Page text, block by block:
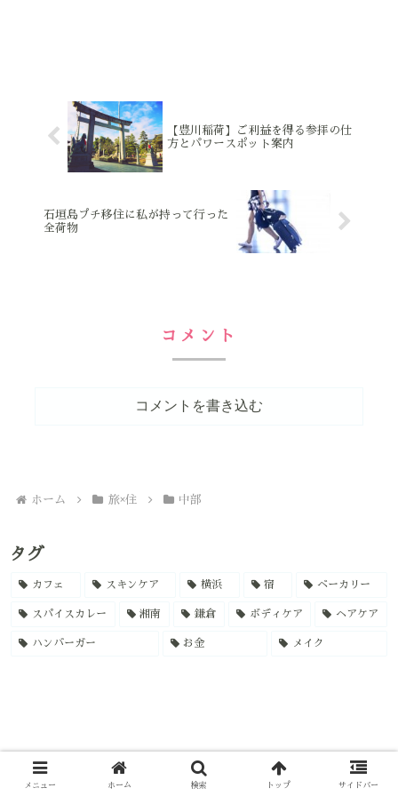
【豊川稲荷】ご利益を得る参拝の仕
方とパワースポット案内
石垣島プチ移住に私が持って行った
全荷物
コメント
コメントを書き込む
ホーム 旅×住 中部
タグ
カフェ スキンケア 横浜 宿 ベーカリー
スパイスカレー 湘南 鎌倉 ボディケア ヘアケア
ハンバーガー お金 メイク
メニュー ホーム 検索 トップ サイドバー